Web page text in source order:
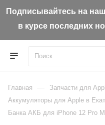
Подписывайтесь на
в курсе последних
Главная — Запчасти для
Aккумуляторы для Apple в
Банка АКБ для iPhone 12 Pro